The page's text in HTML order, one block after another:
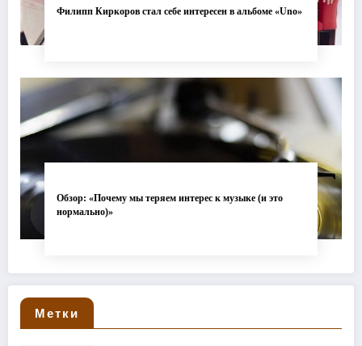
Филипп Киркоров стал себе интересен в альбоме «Uno»
Обзор: «Почему мы теряем интерес к музыке (и это
нормально)»
Метки